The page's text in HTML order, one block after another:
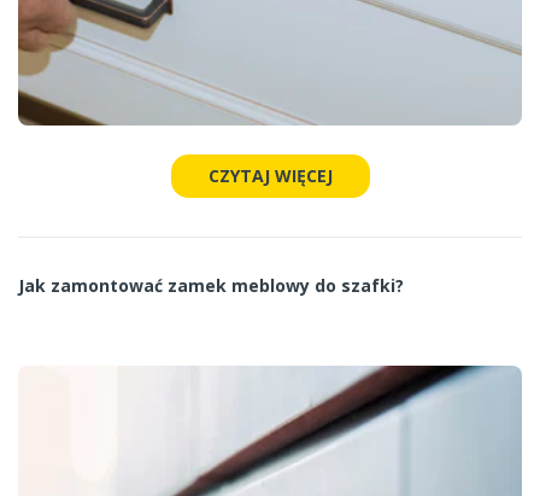
CZYTAJ WIĘCEJ
Jak zamontować zamek meblowy do szafki?